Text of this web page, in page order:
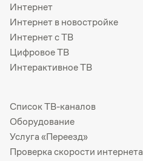
Интернет
Интернет в новостройке
Интернет с ТВ
Цифровое ТВ
Интерактивное ТВ
Список ТВ-каналов
Оборудование
Услуга «Переезд»
Проверка скорости интернета